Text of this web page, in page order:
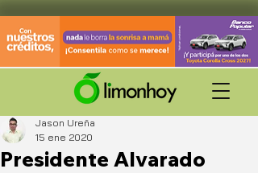
Presidente Alvarado
Jason Ureña
15 ene 2020